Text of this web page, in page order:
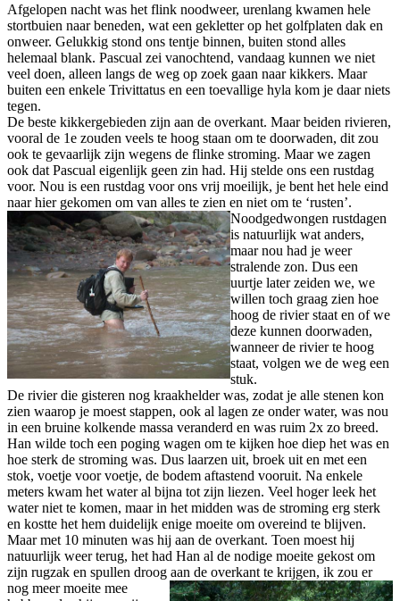
Afgelopen nacht was het flink noodweer, urenlang kwamen hele
stortbuien naar beneden, wat een gekletter op het golfplaten dak en
onweer. Gelukkig stond ons tentje binnen, buiten stond alles
helemaal blank. Pascual zei vanochtend, vandaag kunnen we niet
veel doen, alleen langs de weg op zoek gaan naar kikkers. Maar
buiten een enkele Trivittatus en een toevallige hyla kom je daar niets
tegen.
De beste kikkergebieden zijn aan de overkant. Maar beiden rivieren,
vooral de 1e zouden veels te hoog staan om te doorwaden, dit zou
ook te gevaarlijk zijn wegens de flinke stroming. Maar we zagen
ook dat Pascual eigenlijk geen zin had. Hij stelde ons een rustdag
voor. Nou is een rustdag voor ons vrij moeilijk, je bent het hele eind
naar hier gekomen om van alles te zien en niet om te ‘rusten’.
Noodgedwongen rustdagen
is natuurlijk wat anders,
maar nou had je weer
stralende zon. Dus een
uurtje later zeiden we, we
willen toch graag zien hoe
hoog de rivier staat en of we
deze kunnen doorwaden,
wanneer de rivier te hoog
staat, volgen we de weg een
stuk.
De rivier die gisteren nog kraakhelder was, zodat je alle stenen kon
zien waarop je moest stappen, ook al lagen ze onder water, was nou
in een bruine kolkende massa veranderd en was ruim 2x zo breed.
Han wilde toch een poging wagen om te kijken hoe diep het was en
hoe sterk de stroming was. Dus laarzen uit, broek uit en met een
stok, voetje voor voetje, de bodem aftastend vooruit. Na enkele
meters kwam het water al bijna tot zijn liezen. Veel hoger leek het
water niet te komen, maar in het midden was de stroming erg sterk
en kostte het hem duidelijk enige moeite om overeind te blijven.
Maar met 10 minuten was hij aan de overkant. Toen moest hij
natuurlijk weer terug, het had Han al de nodige moeite gekost om
zijn rugzak en spullen droog aan de overkant te krijgen, ik zou er
nog meer moeite mee